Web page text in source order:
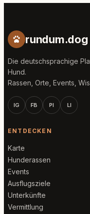
rundum.dog
Die deutschsprachige
Hund.
Rassen, Orte, Events,
IG FB PI LI
ENTDECKEN
Karte
Hunderassen
Events
Ausflugsziele
Unterkünfte
Vermittlung